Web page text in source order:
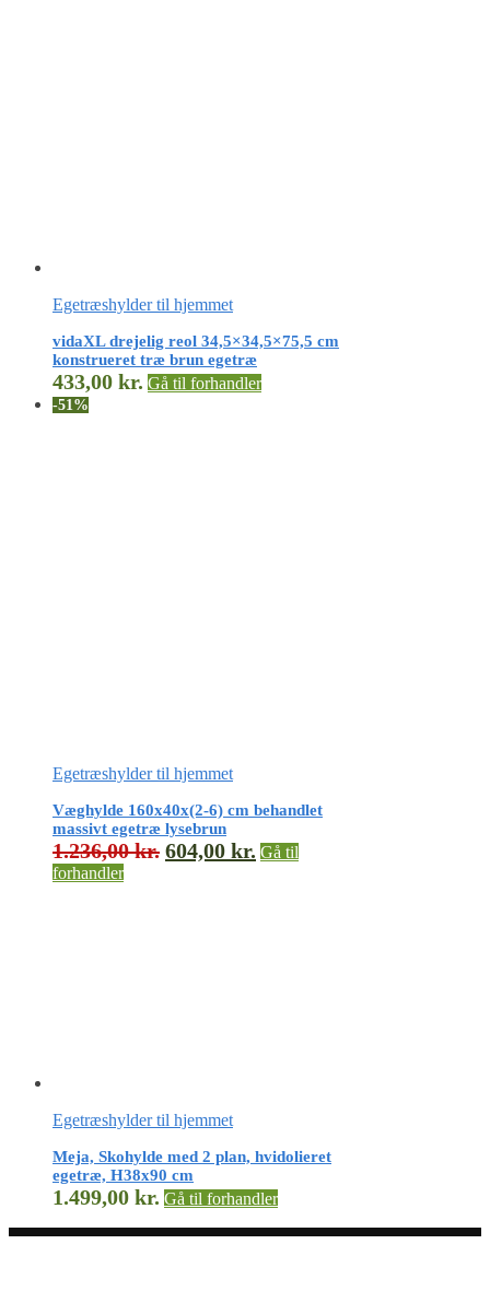
Egetræshylder til hjemmet
vidaXL drejelig reol 34,5×34,5×75,5 cm
konstrueret træ brun egetræ
433,00 kr. Gå til forhandler
-51%
Egetræshylder til hjemmet
Væghylde 160x40x(2-6) cm behandlet
massivt egetræ lysebrun
1.236,00kr. 604,00 kr. Gå til
forhandler
Egetræshylder til hjemmet
Meja, Skohylde med 2 plan, hvidolieret
egetræ, H38x90 cm
1.499,00 kr. Gå til forhandler